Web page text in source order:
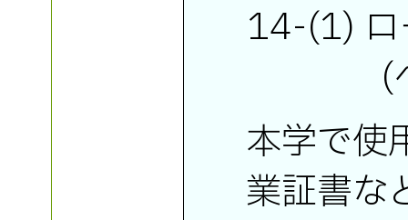
14-(1) ロ
(
本学で使
業証書な